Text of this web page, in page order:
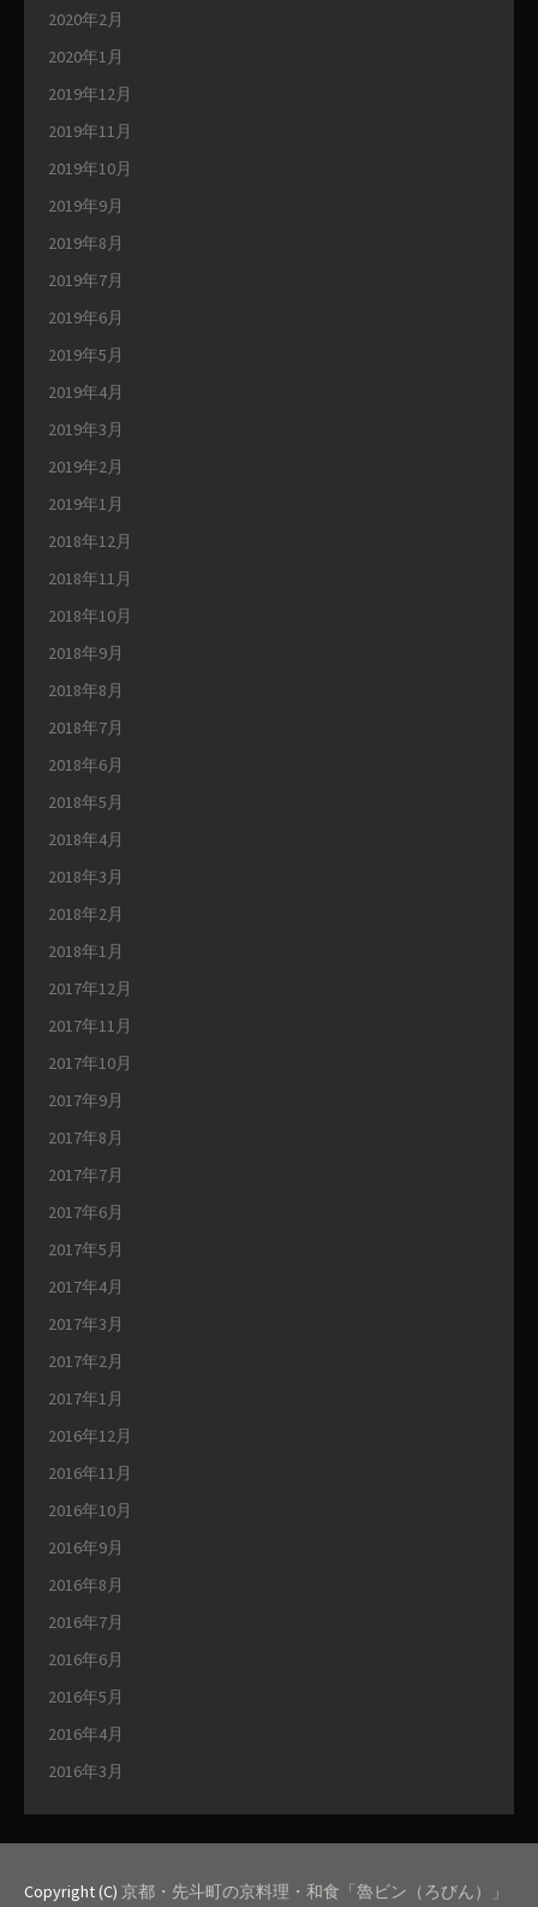
2020年2月
2020年1月
2019年12月
2019年11月
2019年10月
2019年9月
2019年8月
2019年7月
2019年6月
2019年5月
2019年4月
2019年3月
2019年2月
2019年1月
2018年12月
2018年11月
2018年10月
2018年9月
2018年8月
2018年7月
2018年6月
2018年5月
2018年4月
2018年3月
2018年2月
2018年1月
2017年12月
2017年11月
2017年10月
2017年9月
2017年8月
2017年7月
2017年6月
2017年5月
2017年4月
2017年3月
2017年2月
2017年1月
2016年12月
2016年11月
2016年10月
2016年9月
2016年8月
2016年7月
2016年6月
2016年5月
2016年4月
2016年3月
Copyright (C) 京都・先斗町の京料理・和食「魯ビン（ろびん）」